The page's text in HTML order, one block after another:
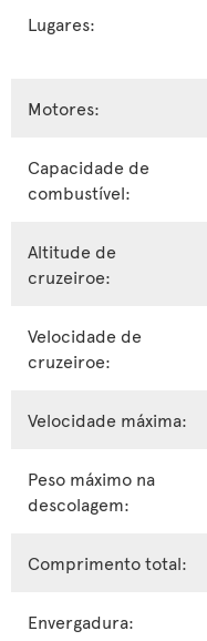
Lugares:
Motores:
Capacidade de
combustível:
Altitude de
cruzeiroe:
Velocidade de
cruzeiroe:
Velocidade máxima:
Peso máximo na
descolagem:
Comprimento total:
Envergadura: